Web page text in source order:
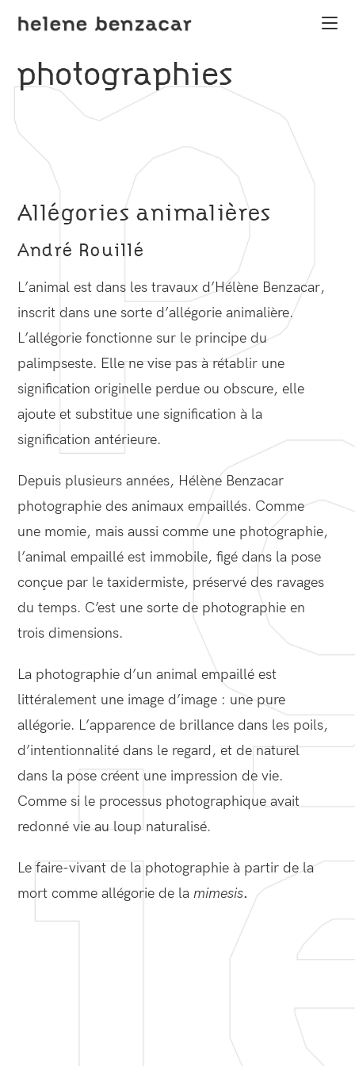
photographies
Allégories animalières
André Rouillé
L’animal est dans les travaux d’Hélène Benzacar,
inscrit dans une sorte d’allégorie animalière.
L’allégorie fonctionne sur le principe du
palimpseste. Elle ne vise pas à rétablir une
signification originelle perdue ou obscure, elle
ajoute et substitue une signification à la
signification antérieure.
Depuis plusieurs années, Hélène Benzacar
photographie des animaux empaillés. Comme
une momie, mais aussi comme une photographie,
l’animal empaillé est immobile, figé dans la pose
conçue par le taxidermiste, préservé des ravages
du temps. C’est une sorte de photographie en
trois dimensions.
La photographie d’un animal empaillé est
littéralement une image d’image : une pure
allégorie. L’apparence de brillance dans les poils,
d’intentionnalité dans le regard, et de naturel
dans la pose créent une impression de vie.
Comme si le processus photographique avait
redonné vie au loup naturalisé.
Le faire-vivant de la photographie à partir de la
mort comme allégorie de la mimesis.